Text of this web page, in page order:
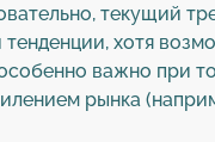
текущий
хотя
важно при
рынка